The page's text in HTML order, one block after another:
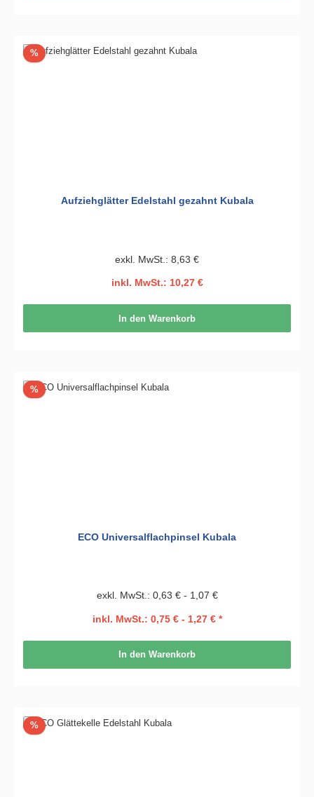
%Rabatt
Aufziehglätter Edelstahl gezahnt Kubala
exkl. MwSt.: 8,63 €
inkl. MwSt.: 10,27 €
In den Warenkorb
%Rabatt
ECO Universalflachpinsel Kubala
exkl. MwSt.: 0,63 € - 1,07 €
inkl. MwSt.: 0,75 € - 1,27 € *
In den Warenkorb
%Rabatt